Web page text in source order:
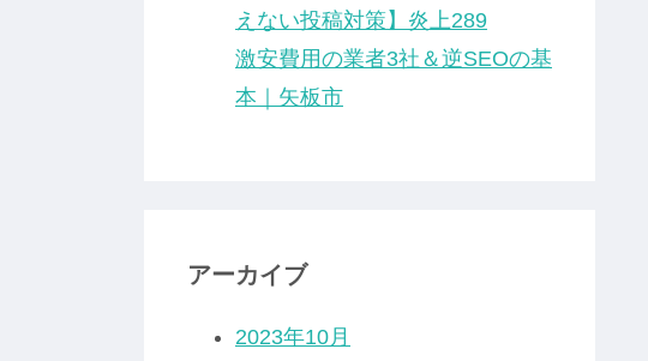
えない投稿対策】炎上289
激安費用の業者3社＆逆SEOの基
本｜矢板市
アーカイブ
2023年10月